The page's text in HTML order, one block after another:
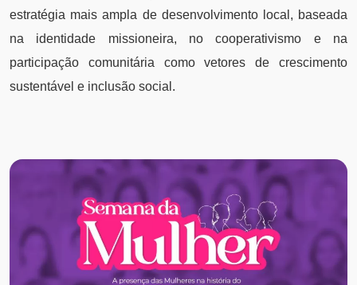
estratégia mais ampla de desenvolvimento local, baseada
na identidade missioneira, no cooperativismo e na
participação comunitária como vetores de crescimento
sustentável e inclusão social.